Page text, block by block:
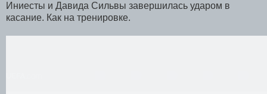
Иниесты и Давида Сильвы завершилась ударом в
касание. Как на тренировке.